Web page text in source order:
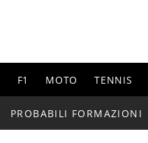
F1 MOTO TENNIS
PROBABILI FORMAZIONI